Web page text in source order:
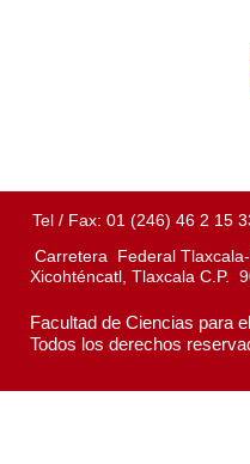
Tel / Fax: 01 (246) 46 2 15
Carretera Federal
Xicohténcatl, Tlaxcala C.P.
Facultad de Ciencias para
Todos los derechos